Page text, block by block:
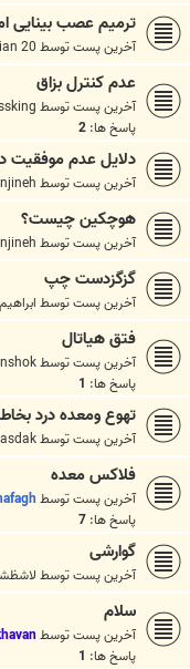
ترمیم عصب بینایی
آخرین پست توسط20
عدم کنترل بزاق
آخرین پست توسط
پاسخ ها: 2
دلایل عدم موفقیت
آخرین پست توسط
هوچکین چیست؟
آخرین پست توسط
گزگزدست چپ
آخرین پست توسط
فتق هیاتال
آخرین پست توسط
پاسخ ها: 1
تهوع ومعده درد
آخرین پست توسط
فلاکس معده
آخرین پست توسط
پاسخ ها: 7
گوارشی
آخرین پست توسط
سلام
آخرین پست توسط
پاسخ ها: 1